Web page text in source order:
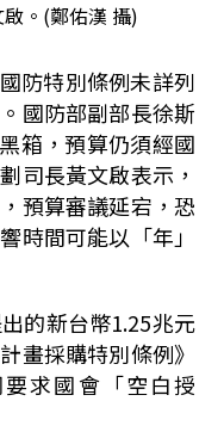
。(鄭佑漢 攝)
防特別條例未詳列
國防部副部長徐斯
箱，預算仍須經國
司長黃文啟表示，
預算審議延宕，恐
時間可能以「年」
的新台幣1.25兆元
畫採購特別條例》
求國會「空白授